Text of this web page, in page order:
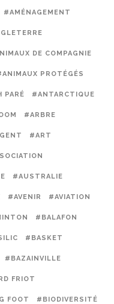
#AMÉNAGEMENT
DE COMPAGNIE
PROTÉGÉS
PARÉ #ANTARCTIQUE
#ARBRE
#ART
#AUSTRALIE
#AVENIR #AVIATION
#BALAFON
#BASKET
#BAZAINVILLE
FRIOT
FOOT #BIODIVERSITÉ